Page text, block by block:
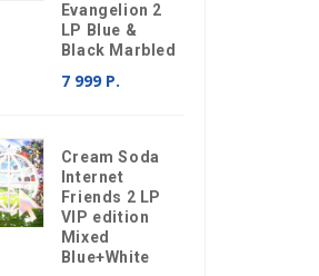
Evangelion 2
LP Blue &
Black Marbled
7 999 Р.
Cream Soda
Internet
Friends 2 LP
VIP edition
Mixed
Blue+White